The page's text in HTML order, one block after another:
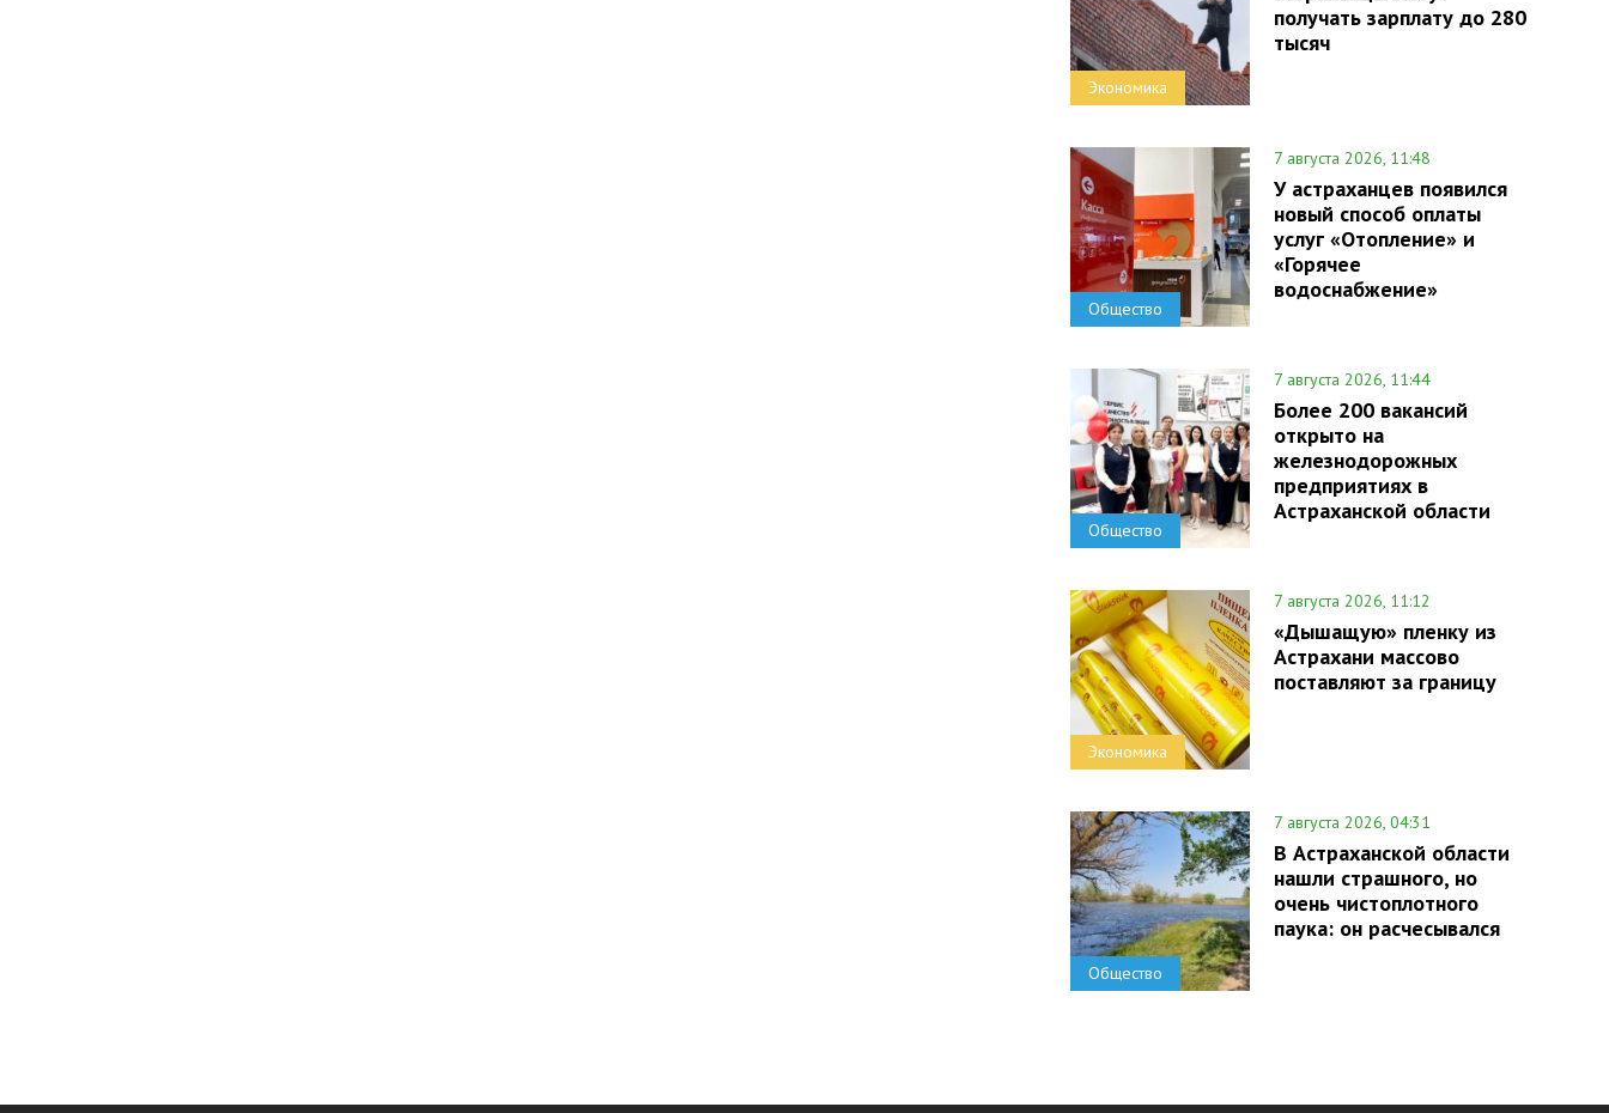
Экономика
получать зарплату до 280
тысяч
Общество
7 августа 2026, 11:48
У астраханцев появился
новый способ оплаты
услуг «Отопление» и
«Горячее
водоснабжение»
Общество
7 августа 2026, 11:44
Более 200 вакансий
открыто на
железнодорожных
предприятиях в
Астраханской области
Экономика
7 августа 2026, 11:12
«Дышащую» пленку из
Астрахани массово
поставляют за границу
Общество
7 августа 2026, 04:31
В Астраханской области
нашли страшного, но
очень чистоплотного
паука: он расчесывался